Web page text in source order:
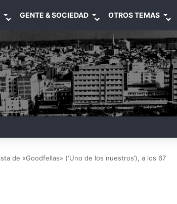
GENTE & SOCIEDAD OTROS TEMAS
de «Goodfellas» (‘Uno de los nuestros’), a los 67